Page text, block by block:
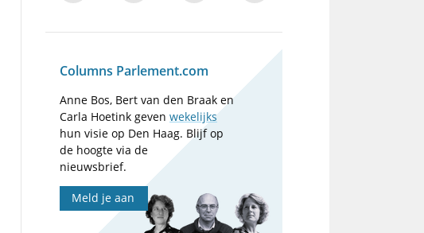
Columns Parlement.com
Anne Bos, Bert van den Braak en
Carla Hoetink gevenwekelijks
hun visie op Den Haag. Blijf op
de hoogte via de
nieuwsbrief.
Meld je aan